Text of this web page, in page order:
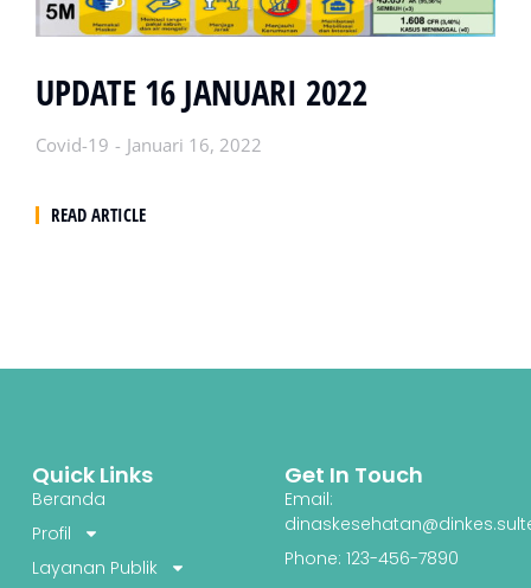
UPDATE 16 JANUARI 2022
Covid-19 Januari 16, 2022
READ ARTICLE
Quick Links
Beranda
Profil
Layanan Publik
Get In Touch
Email:
Phone: 123-456-7890